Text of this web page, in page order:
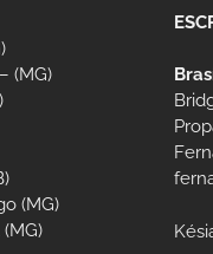
(MG)
(MG)